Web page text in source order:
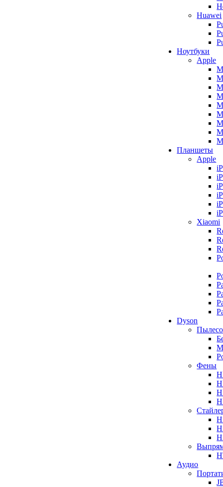
Huawei
Ноутбуки
Apple
Планшеты
Apple
Xiaomi
Dyson
Фены
Аудио